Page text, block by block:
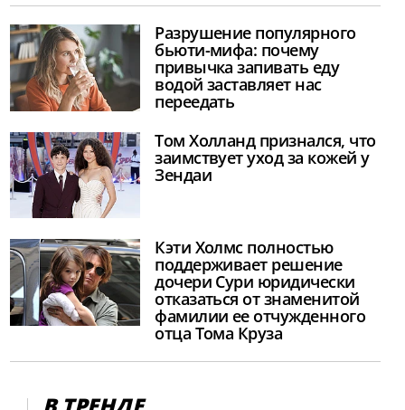
Разрушение популярного
бьюти-мифа: почему
привычка запивать еду
водой заставляет нас
переедать
Том Холланд признался, что
заимствует уход за кожей у
Зендаи
Кэти Холмс полностью
поддерживает решение
дочери Сури юридически
отказаться от знаменитой
фамилии ее отчужденного
отца Тома Круза